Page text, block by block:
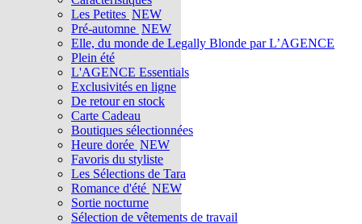
Les Petites NEW
Pré-automne NEW
Elle, du monde de Legally Blonde par L’AGENCE
Plein été
L'AGENCE Essentials
Exclusivités en ligne
De retour en stock
Carte Cadeau
Boutiques sélectionnées
Heure dorée NEW
Favoris du styliste
Les Sélections de Tara
Romance d'été NEW
Sortie nocturne
Sélection de vêtements de travail